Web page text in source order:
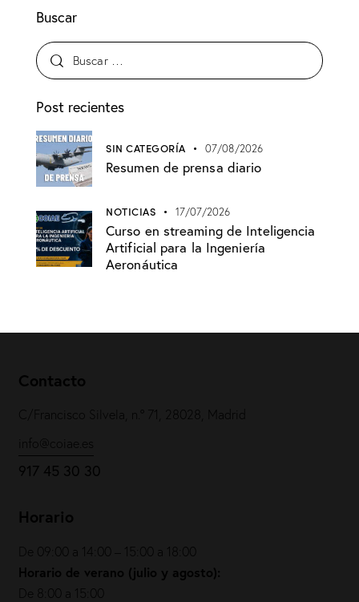
Buscar
Post recientes
SIN CATEGORÍA 07/08/2026
Resumen de prensa diario
NOTICIAS 17/07/2026
Curso en streaming de Inteligencia
Artificial para la Ingeniería
Aeronáutica
Contacto
C/Francisco Silvela, n.º 71, 28028, Madrid
info@coiae.es
917 45 30 30
Horario
De 09:00 a 14:00 – 15:00 a 18:00
Horario de verano (julio y agosto):
De 8:00 a 15:00